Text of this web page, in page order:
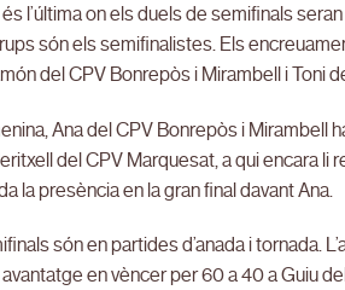
l’última on els duels de semifinals
són els semifinalistes. Els
del CPV Bonrepòs i Mirambell i Toni
Ana del CPV Bonrepòs i Mirambell
del CPV Marquesat, a qui encara li
la presència en la gran final davant Ana.
són en partides d’anada i tornada.
en vèncer per 60 a 40 a Guiu